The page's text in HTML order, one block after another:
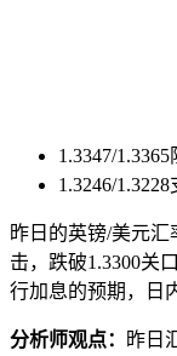
1.3347/1.3365
1.3246/1.3228
昨日的英镑/美元
击，跌破1.3300关
行加息的预期，日
分析师观点：
昨日